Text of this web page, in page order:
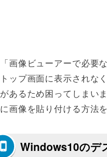
「画像ビューアーで必要
トップ画面に表示されな
があるため困ってしまい
に画像を貼り付ける方法
Windows10のデ